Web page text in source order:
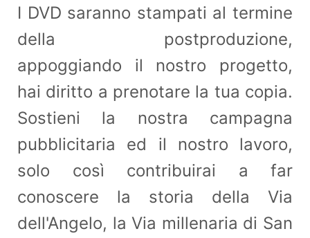
I DVD saranno stampati al termine
della postproduzione,
appoggiando il nostro progetto,
hai diritto a prenotare la tua copia.
Sostieni la nostra campagna
pubblicitaria ed il nostro lavoro,
solo così contribuirai a far
conoscere la storia della Via
dell'Angelo, la Via millenaria di San